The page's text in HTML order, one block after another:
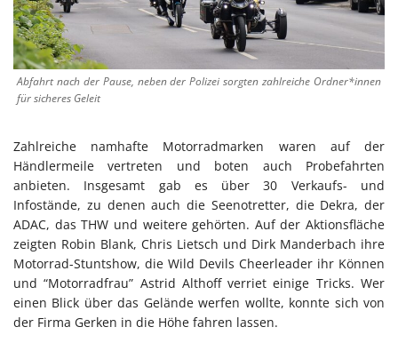
Abfahrt nach der Pause, neben der Polizei sorgten zahlreiche Ordner*innen
für sicheres Geleit
Zahlreiche namhafte Motorradmarken waren auf der
Händlermeile vertreten und boten auch Probefahrten
anbieten. Insgesamt gab es über 30 Verkaufs- und
Infostände, zu denen auch die Seenotretter, die Dekra, der
ADAC, das THW und weitere gehörten. Auf der Aktionsfläche
zeigten Robin Blank, Chris Lietsch und Dirk Manderbach ihre
Motorrad-Stuntshow, die Wild Devils Cheerleader ihr Können
und “Motorradfrau” Astrid Althoff verriet einige Tricks. Wer
einen Blick über das Gelände werfen wollte, konnte sich von
der Firma Gerken in die Höhe fahren lassen.